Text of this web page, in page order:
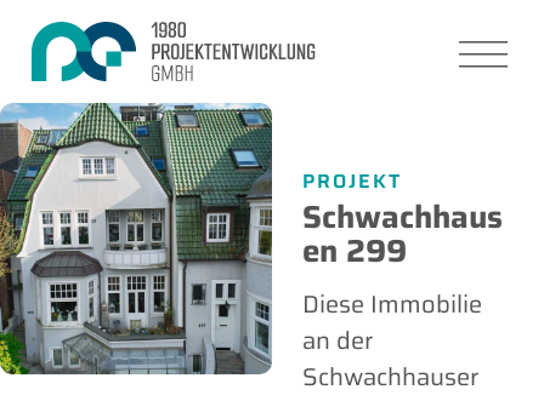
PROJEKT
Schwachhaus
en 299
Diese Immobilie
an der
Schwachhauser